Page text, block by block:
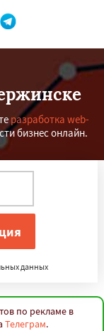
разработка web-
бизнес онлайн.
данных
по рекламе в
Телеграм.